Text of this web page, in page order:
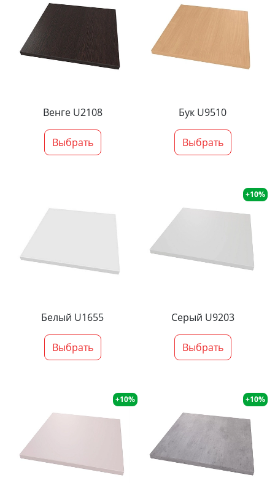
Венге U2108
Выбрать
Бук U9510
Выбрать
Белый U1655
Выбрать
+10%
Серый U9203
Выбрать
+10% +10%